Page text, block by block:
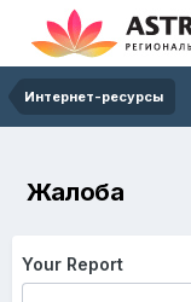
Интернет-ресурсы
Жалоба
Your Report